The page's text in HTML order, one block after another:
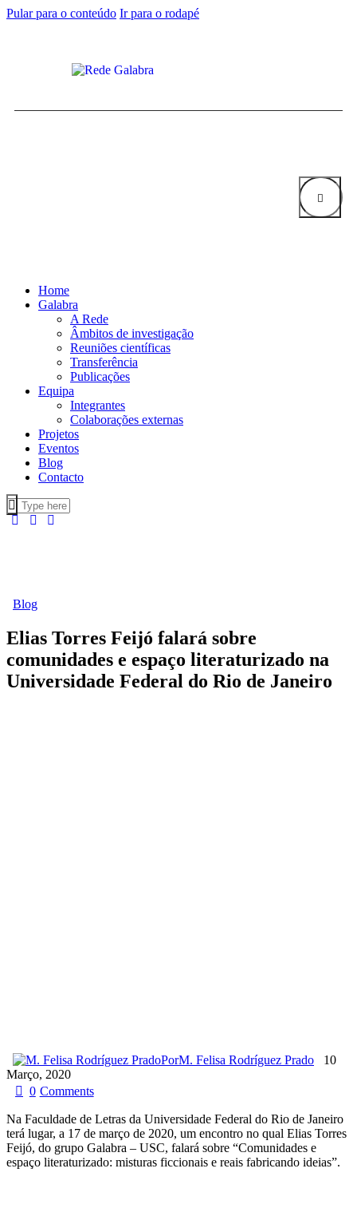
Pular para o conteúdo Ir para o rodapé
Home
Galabra
A Rede
Âmbitos de investigação
Reuniões científicas
Transferência
Publicações
Equipa
Integrantes
Colaborações externas
Projetos
Eventos
Blog
Contacto
Blog
Elias Torres Feijó falará sobre
comunidades e espaço literaturizado na
Universidade Federal do Rio de Janeiro
PorM. Felisa Rodríguez Prado
10
Março, 2020
0 Comments
Na Faculdade de Letras da Universidade Federal do Rio de Janeiro
terá lugar, a 17 de março de 2020, um encontro no qual Elias Torres
Feijó, do grupo Galabra – USC, falará sobre “Comunidades e
espaço literaturizado: misturas ficcionais e reais fabricando ideias”.